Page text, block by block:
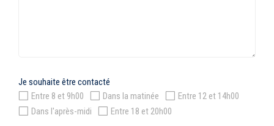
Je souhaite être contacté
Entre 8 et 9h00
Dans la matinée
Entre 12 et 14h00
Dans l'après-midi
Entre 18 et 20h00